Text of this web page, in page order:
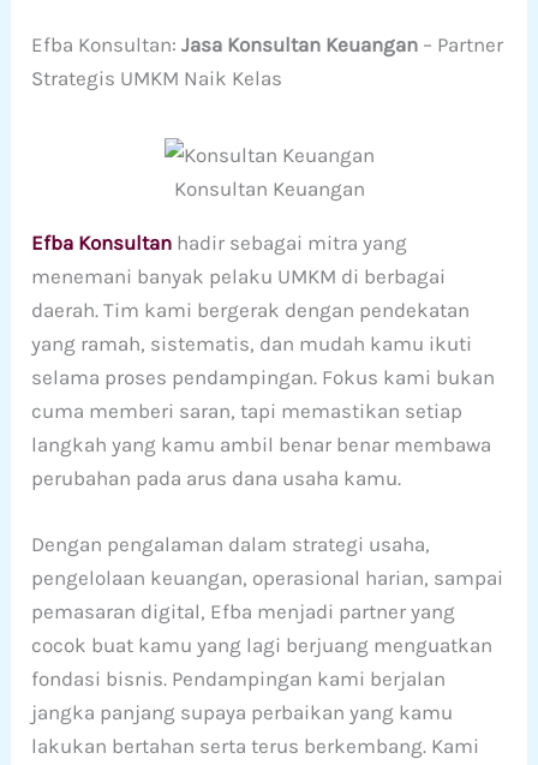
Efba Konsultan:Jasa Konsultan Keuangan – Partner
Strategis UMKM Naik Kelas
Konsultan Keuangan
Efba Konsultan hadir sebagai mitra yang
menemani banyak pelaku UMKM di berbagai
daerah. Tim kami bergerak dengan pendekatan
yang ramah, sistematis, dan mudah kamu ikuti
selama proses pendampingan. Fokus kami bukan
cuma memberi saran, tapi memastikan setiap
langkah yang kamu ambil benar benar membawa
perubahan pada arus dana usaha kamu.
Dengan pengalaman dalam strategi usaha,
pengelolaan keuangan, operasional harian, sampai
pemasaran digital, Efba menjadi partner yang
cocok buat kamu yang lagi berjuang menguatkan
fondasi bisnis. Pendampingan kami berjalan
jangka panjang supaya perbaikan yang kamu
lakukan bertahan serta terus berkembang. Kami